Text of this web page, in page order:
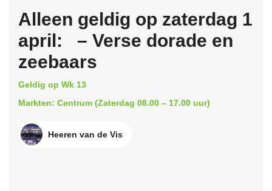
Alleen geldig op zaterdag 1
april: – Verse dorade en
zeebaars
Geldig op Wk 13
Markten: Centrum (Zaterdag 08.00 – 17.00 uur)
Heeren van de Vis